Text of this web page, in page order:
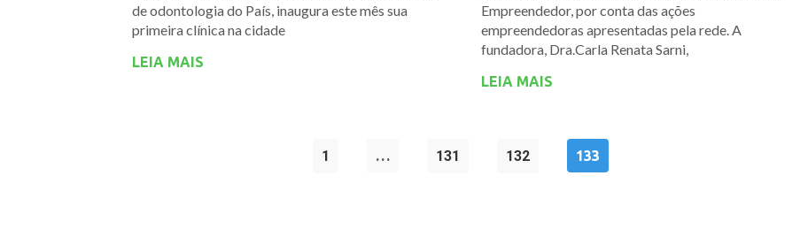
de odontologia do País, inaugura este mês sua
primeira clínica na cidade
LEIA MAIS
Empreendedor, por conta das ações
empreendedoras apresentadas pela rede. A
fundadora, Dra.Carla Renata Sarni,
LEIA MAIS
1 … 131 132 133